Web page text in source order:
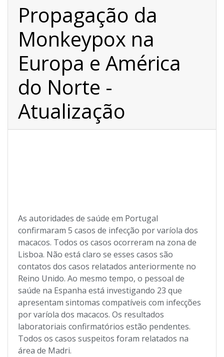
Propagação da
Monkeypox na
Europa e América
do Norte -
Atualização
As autoridades de saúde em Portugal
confirmaram 5 casos de infecção por varíola dos
macacos. Todos os casos ocorreram na zona de
Lisboa. Não está claro se esses casos são
contatos dos casos relatados anteriormente no
Reino Unido. Ao mesmo tempo, o pessoal de
saúde na Espanha está investigando 23 que
apresentam sintomas compatíveis com infecções
por varíola dos macacos. Os resultados
laboratoriais confirmatórios estão pendentes.
Todos os casos suspeitos foram relatados na
área de Madri.